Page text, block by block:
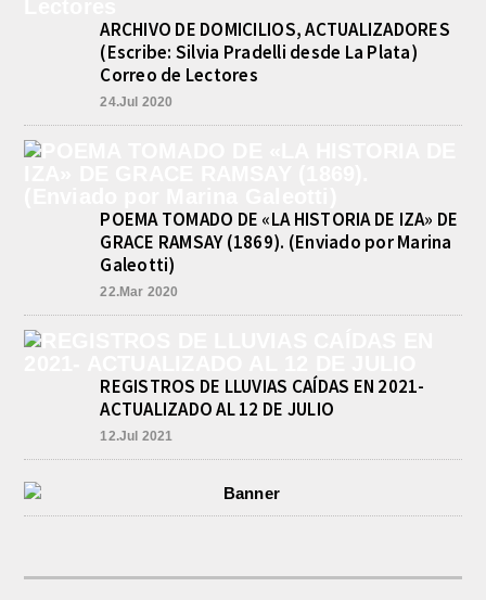
PRE-FEDERAL MASCULINO DE
BASQUET EN CADETES:
ATHLETIC JUEGA EL
ARCHIVO DE DOMICILIOS, ACTUALIZADORES
(Escribe: Silvia Pradelli desde La Plata)
Correo de Lectores
24.Jul 2020
POEMA TOMADO DE «LA HISTORIA DE IZA» DE
GRACE RAMSAY (1869). (Enviado por Marina
Galeotti)
22.Mar 2020
REGISTROS DE LLUVIAS CAÍDAS EN 2021-
ACTUALIZADO AL 12 DE JULIO
12.Jul 2021